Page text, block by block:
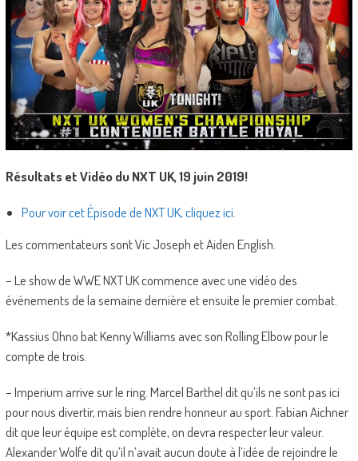
Résultats et Vidéo du NXT UK, 19 juin 2019!
Pour voir cet Épisode de NXT UK, cliquez ici.
Les commentateurs sont Vic Joseph et Aiden English.
– Le show de WWE NXT UK commence avec une vidéo des
événements de la semaine dernière et ensuite le premier combat.
*Kassius Ohno bat Kenny Williams avec son Rolling Elbow pour le
compte de trois.
– Imperium arrive sur le ring. Marcel Barthel dit qu’ils ne sont pas ici
pour nous divertir, mais bien rendre honneur au sport. Fabian Aichner
dit que leur équipe est complète, on devra respecter leur valeur.
Alexander Wolfe dit qu’il n’avait aucun doute à l’idée de rejoindre le